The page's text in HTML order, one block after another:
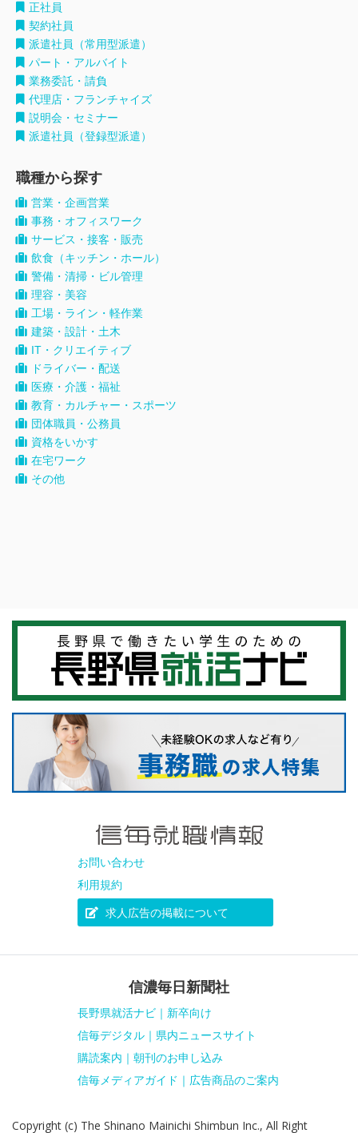
正社員
契約社員
派遣社員（常用型派遣）
パート・アルバイト
業務委託・請負
代理店・フランチャイズ
説明会・セミナー
派遣社員（登録型派遣）
職種から探す
営業・企画営業
事務・オフィスワーク
サービス・接客・販売
飲食（キッチン・ホール）
警備・清掃・ビル管理
理容・美容
工場・ライン・軽作業
建築・設計・土木
IT・クリエイティブ
ドライバー・配送
医療・介護・福祉
教育・カルチャー・スポーツ
団体職員・公務員
資格をいかす
在宅ワーク
その他
お問い合わせ
利用規約
求人広告の掲載について
信濃毎日新聞社
長野県就活ナビ｜新卒向け
信毎デジタル｜県内ニュースサイト
購読案内｜朝刊のお申し込み
信毎メディアガイド｜広告商品のご案内
Copyright (c) The Shinano Mainichi Shimbun Inc., All Right